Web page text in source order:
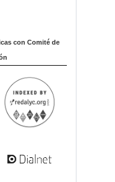
con Comité de